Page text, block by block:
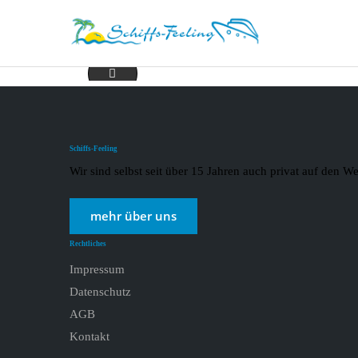
Cunard8-min
Schiffs-Feeling
Wir sind selbst seit über 15 Jahren auch privat auf den
mehr über uns
Rechtliches
Impressum
Datenschutz
AGB
Kontakt